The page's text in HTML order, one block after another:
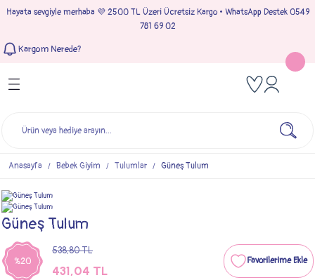
Hayata sevgiyle merhaba 💜 2500 TL Üzeri Ücretsiz Kargo • WhatsApp Destek 0549
781 69 02
Kargom Nerede?
Geri Dön
Geri Dön
Geri Dön
Geri Dön
Anasayfa Bebek Giyim Tulumlar Güneş Tulum
Güneş Tulum
%20
538,80 TL
431,04 TL